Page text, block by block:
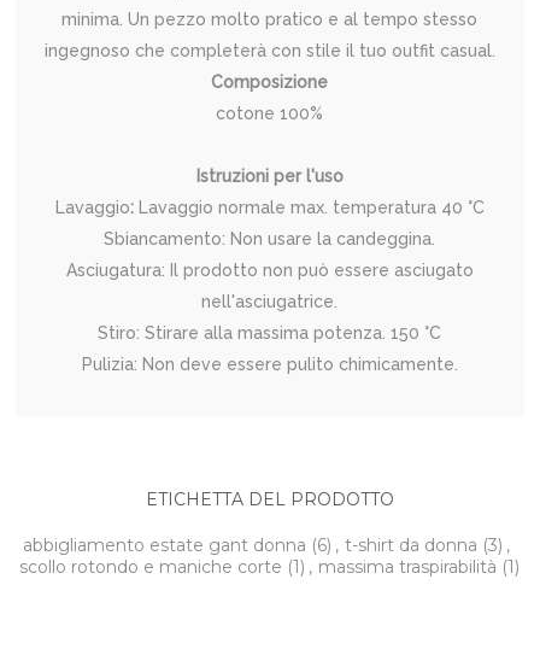
minima. Un pezzo molto pratico e al tempo stesso
ingegnoso che completerà con stile il tuo outfit casual.
Composizione
cotone 100%
Istruzioni per l'uso
Lavaggio:
Lavaggio normale max. temperatura 40 °C
Sbiancamento: Non usare la candeggina.
Asciugatura: Il prodotto non può essere asciugato
nell'asciugatrice.
Stiro: Stirare alla massima potenza. 150 °C
Pulizia: Non deve essere pulito chimicamente.
ETICHETTA DEL PRODOTTO
abbigliamento estate gant donna (6) , t-shirt da donna (3) ,
scollo rotondo e maniche corte (1) , massima traspirabilità (1)